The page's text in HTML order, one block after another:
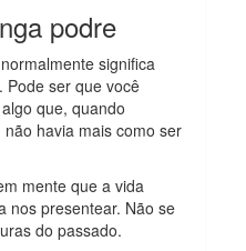
podre
significa
Pode ser que você
que, quando
havia mais como ser
mente que a vida
nos presentear. Não se
do passado.